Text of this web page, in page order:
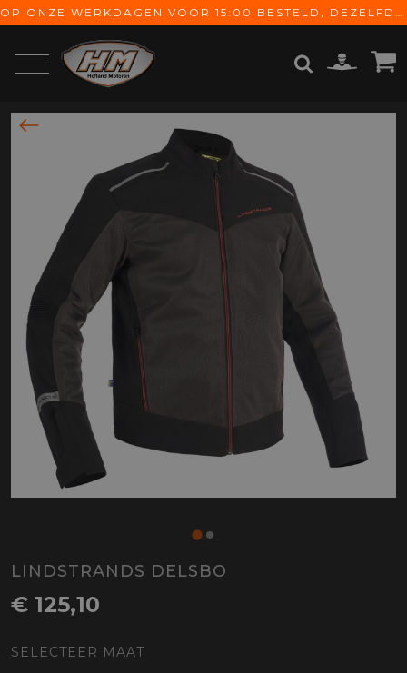
OP ONZE WERKDAGEN VOOR 15:00 BESTELD, DEZELFDE DAG VERZONDEN! GRATIS VERZENDING VANAF € 65,-
LINDSTRANDS DELSBO
€ 125,10
SELECTEER MAAT